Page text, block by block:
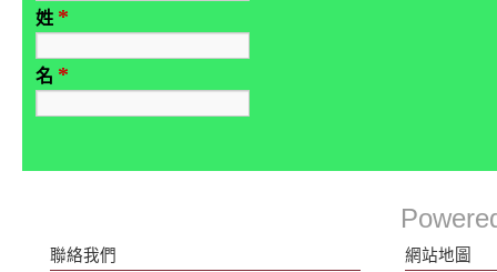
姓 *
名 *
聯絡我們 網站地圖